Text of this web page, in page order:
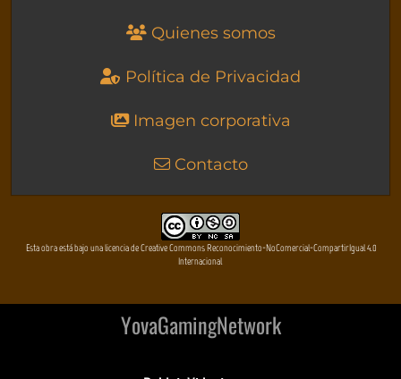
Quienes somos
Política de Privacidad
Imagen corporativa
Contacto
Esta obra está bajo una licencia de Creative Commons Reconocimiento-NoComercial-CompartirIgual 4.0
Internacional
YovaGamingNetwork